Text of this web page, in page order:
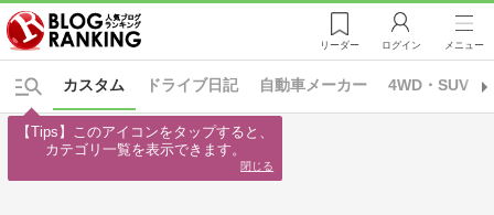
リーダー ログイン メニュー
ドライブ日記 自動車メーカー 4WD・SUV
カスタム
【Tips】このアイコンをタップすると、
カテゴリ一覧を表示できます。
閉じる